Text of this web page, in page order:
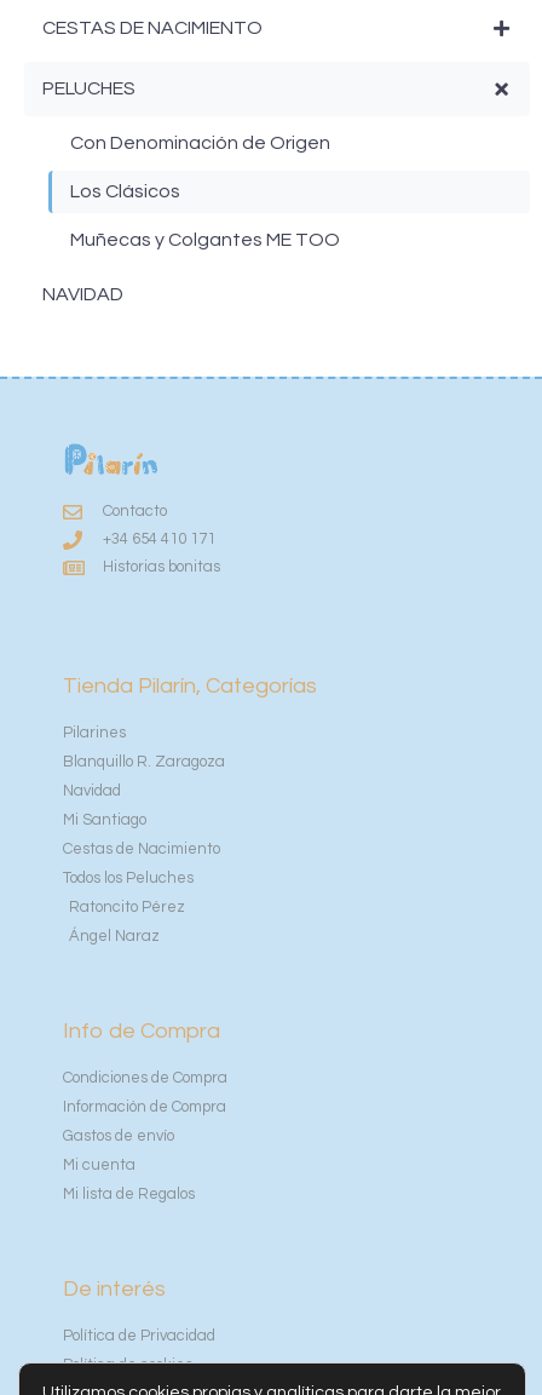
CESTAS DE NACIMIENTO
PELUCHES
Con Denominación de Origen
Los Clásicos
Muñecas y Colgantes ME TOO
NAVIDAD
Contacto
+34 654 410 171
Historias bonitas
Tienda Pilarín, Categorías
Pilarines
Blanquillo R. Zaragoza
Navidad
Mi Santiago
Cestas de Nacimiento
Todos los Peluches
Ratoncito Pérez
Ángel Naraz
Info de Compra
Condiciones de Compra
Información de Compra
Gastos de envío
Mi cuenta
Mi lista de Regalos
De interés
Política de Privacidad
Política de cookies